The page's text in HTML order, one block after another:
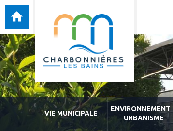
VIE MUNICIPALE
ENVIRONNEMENT
URBANISME